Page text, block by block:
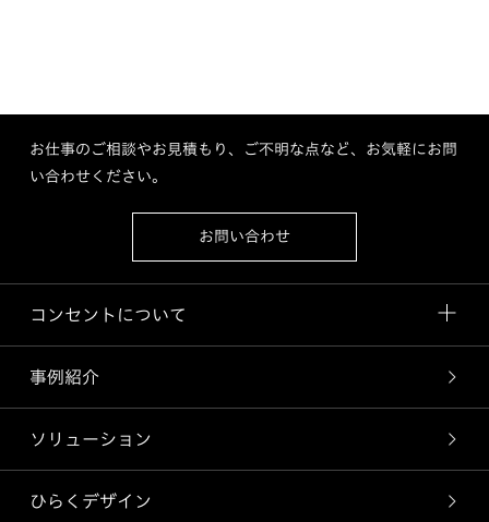
お仕事のご相談やお見積もり、ご不明な点など、お気軽にお問
い合わせください。
お問い合わせ
コンセントについて
事例紹介
ソリューション
ひらくデザイン